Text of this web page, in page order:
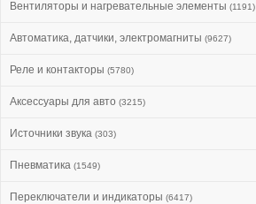
Вентиляторы и нагревательные элементы (1191)
Автоматика, датчики, электромагниты (9627)
Реле и контакторы (5780)
Аксессуары для авто (3215)
Источники звука (303)
Пневматика (1549)
Переключатели и индикаторы (6417)